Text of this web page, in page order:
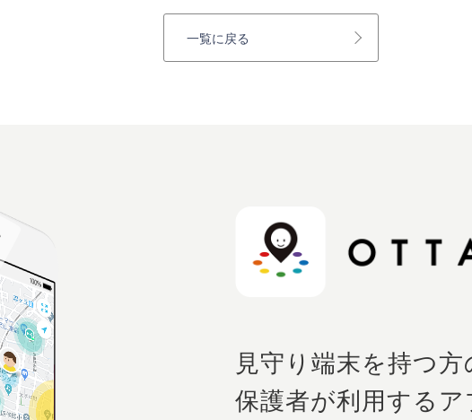
一覧に戻る
見守り端末を持つ方
保護者が利用するア